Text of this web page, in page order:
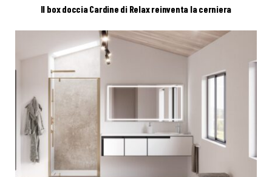
Il box doccia Cardine di Relax reinventa la cerniera